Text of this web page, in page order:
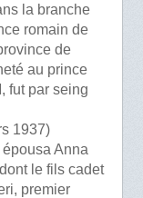
la branche
romain de
de
au prince
fut par seing
1937)
Anna
le fils cadet
premier